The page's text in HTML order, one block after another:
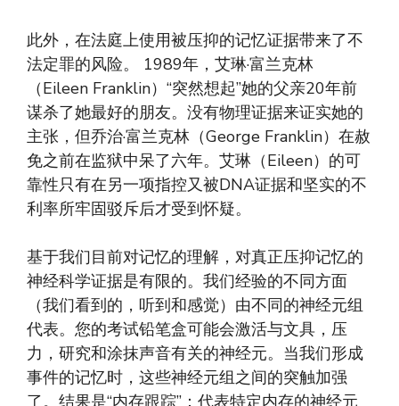
此外，在法庭上使用被压抑的记忆证据带来了不
法定罪的风险。 1989年，艾琳·富兰克林
（Eileen Franklin）“突然想起”她的父亲20年前
谋杀了她最好的朋友。没有物理证据来证实她的
主张，但乔治·富兰克林（George Franklin）在赦
免之前在监狱中呆了六年。艾琳（Eileen）的可
靠性只有在另一项指控又被DNA证据和坚实的不
利率所牢固驳斥后才受到怀疑。
基于我们目前对记忆的理解，对真正压抑记忆的
神经科学证据是有限的。我们经验的不同方面
（我们看到的，听到和感觉）由不同的神经元组
代表。您的考试铅笔盒可能会激活与文具，压
力，研究和涂抹声音有关的神经元。当我们形成
事件的记忆时，这些神经元组之间的突触加强
了。结果是“内存跟踪”：代表特定内存的神经元